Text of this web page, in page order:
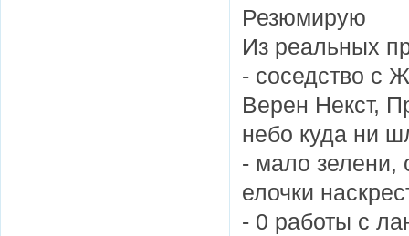
Резюмирую
Из реальных
- соседство с
Верен Некст,
небо куда ни
- мало зелени,
елочки
- 0 работы с